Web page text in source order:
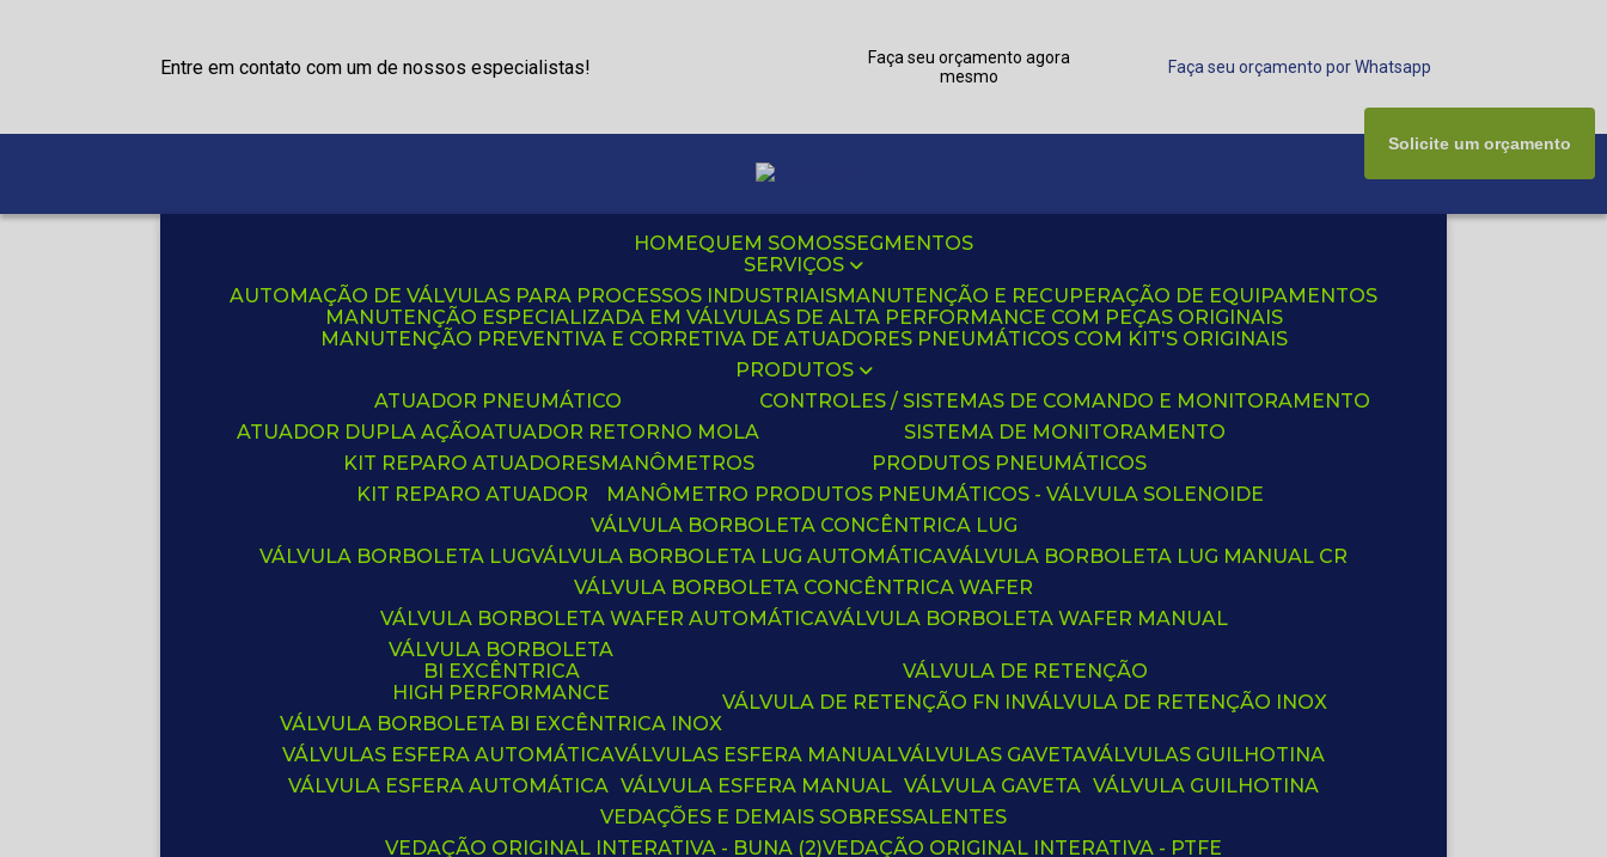
Entre em contato com um de nossos especialistas!
Faça seu orçamento agora
mesmo
Faça seu orçamento por Whatsapp
HOME QUEM SOMOS
SEGMENTOS
SERVIÇOS
AUTOMAÇÃO DE VÁLVULAS PARA PROCESSOS INDUSTRIAIS
MANUTENÇÃO E RECUPERAÇÃO DE EQUIPAMENTOS
MANUTENÇÃO ESPECIALIZADA EM VÁLVULAS DE ALTA PERFORMANCE COM PEÇAS ORIGINAIS
MANUTENÇÃO PREVENTIVA E CORRETIVA DE ATUADORES PNEUMÁTICOS COM KIT'S ORIGINAIS
PRODUTOS
ATUADOR PNEUMÁTICO
ATUADOR DUPLA AÇÃO
ATUADOR RETORNO MOLA
CONTROLES / SISTEMAS DE COMANDO E MONITORAMENTO
SISTEMA DE MONITORAMENTO
KIT REPARO ATUADORES
KIT REPARO ATUADOR
MANÔMETROS
MANÔMETRO
PRODUTOS PNEUMÁTICOS
PRODUTOS PNEUMÁTICOS - VÁLVULA SOLENOIDE
VÁLVULA BORBOLETA CONCÊNTRICA LUG
VÁLVULA BORBOLETA LUG VÁLVULA BORBOLETA LUG AUTOMÁTICA VÁLVULA BORBOLETA LUG MANUAL CR
VÁLVULA BORBOLETA CONCÊNTRICA WAFER
VÁLVULA BORBOLETA WAFER AUTOMÁTICA VÁLVULA BORBOLETA WAFER MANUAL
VÁLVULA BORBOLETA
BI EXCÊNTRICA
HIGH PERFORMANCE
VÁLVULA BORBOLETA BI EXCÊNTRICA INOX
VÁLVULA DE RETENÇÃO
VÁLVULA DE RETENÇÃO FN IN VÁLVULA DE RETENÇÃO INOX
VÁLVULAS ESFERA AUTOMÁTICA
VÁLVULA ESFERA AUTOMÁTICA
VÁLVULAS ESFERA MANUAL
VÁLVULA ESFERA MANUAL
VÁLVULAS GAVETA
VÁLVULA GAVETA
VÁLVULAS GUILHOTINA
VÁLVULA GUILHOTINA
VEDAÇÕES E DEMAIS SOBRESSALENTES
VEDAÇÃO ORIGINAL INTERATIVA - BUNA (2)
VEDAÇÃO ORIGINAL INTERATIVA - PTFE
Solicite um orçamento